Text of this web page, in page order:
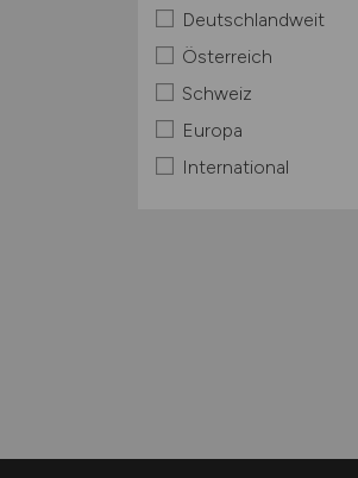
Deutschlandweit
Österreich
Schweiz
Europa
International